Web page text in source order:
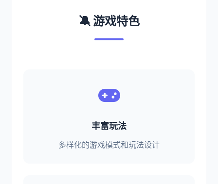
🔕 游戏特色
丰富玩法
多样化的游戏模式和玩法设计